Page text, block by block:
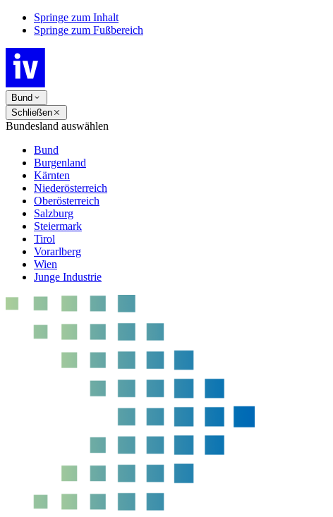
Springe zum Inhalt
Springe zum Fußbereich
Bund
Schließen
Bundesland auswählen
Bund
Burgenland
Kärnten
Niederösterreich
Oberösterreich
Salzburg
Steiermark
Tirol
Vorarlberg
Wien
Junge Industrie